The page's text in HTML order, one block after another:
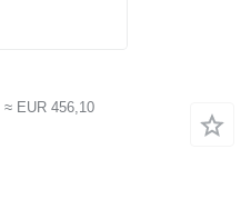
≈ EUR 456,10